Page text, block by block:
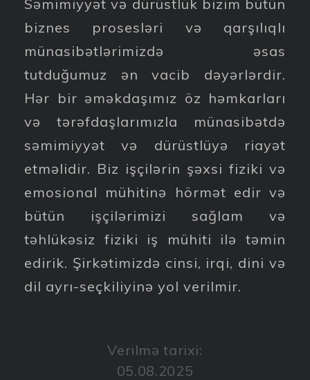
Səmimiyyət və dürüstlük bizim bütün
biznes prosesləri və qarşılıqlı
münasibətlərimizdə əsas
tutduğumuz ən vacib dəyərlərdir.
Hər bir əməkdaşımız öz həmkarları
və tərəfdaşlarımızla münasibətdə
səmimiyyət və dürüstlüyə riayət
etməlidir. Biz işçilərin şəxsi fiziki və
emosional mühitinə hörmət edir və
bütün işçilərimizi sağlam və
təhlükəsiz fiziki iş mühiti ilə təmin
edirik. Şirkətimizdə cinsi, irqi, dini və
dil ayrı-seçkiliyinə yol verilmir.
Verilmə tarixi:
05.08.2025